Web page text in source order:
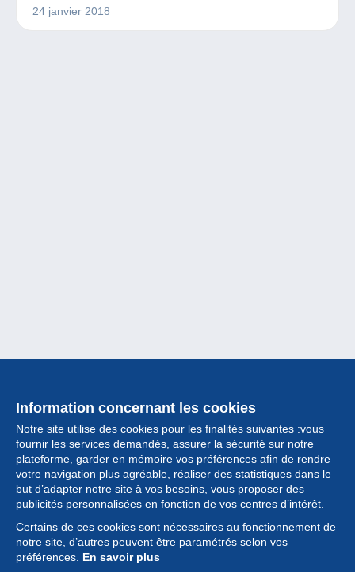
24 janvier 2018
Information concernant les cookies
Notre site utilise des cookies pour les finalités suivantes :vous
fournir les services demandés, assurer la sécurité sur notre
plateforme, garder en mémoire vos préférences afin de rendre
votre navigation plus agréable, réaliser des statistiques dans le
but d’adapter notre site à vos besoins, vous proposer des
publicités personnalisées en fonction de vos centres d’intérêt.
Certains de ces cookies sont nécessaires au fonctionnement de
notre site, d’autres peuvent être paramétrés selon vos
préférences. En savoir plus
Collection
Actualités
Fonctionnalités